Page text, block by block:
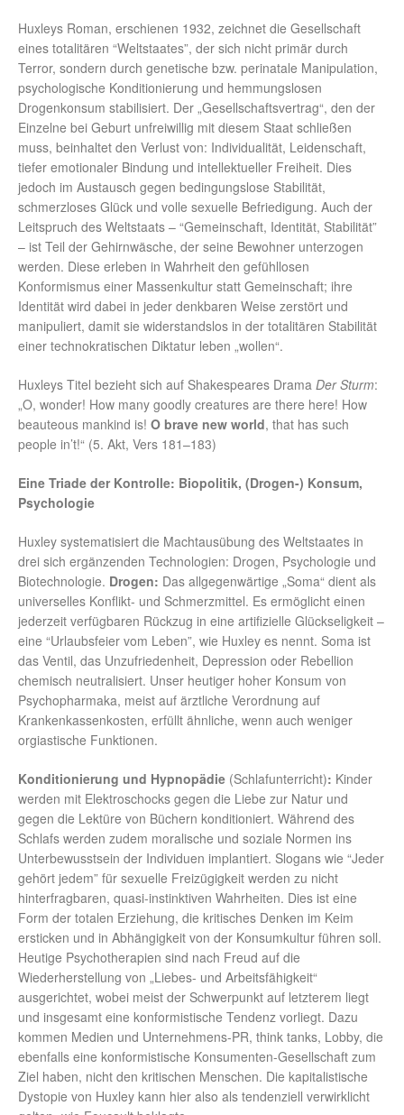
Huxleys Roman, erschienen 1932, zeichnet die Gesellschaft
eines totalitären “Weltstaates”, der sich nicht primär durch
Terror, sondern durch genetische bzw. perinatale Manipulation,
psychologische Konditionierung und hemmungslosen
Drogenkonsum stabilisiert. Der „Gesellschaftsvertrag“, den der
Einzelne bei Geburt unfreiwillig mit diesem Staat schließen
muss, beinhaltet den Verlust von: Individualität, Leidenschaft,
tiefer emotionaler Bindung und intellektueller Freiheit. Dies
jedoch im Austausch gegen bedingungslose Stabilität,
schmerzloses Glück und volle sexuelle Befriedigung. Auch der
Leitspruch des Weltstaats – “Gemeinschaft, Identität, Stabilität”
– ist Teil der Gehirnwäsche, der seine Bewohner unterzogen
werden. Diese erleben in Wahrheit den gefühllosen
Konformismus einer Massenkultur statt Gemeinschaft; ihre
Identität wird dabei in jeder denkbaren Weise zerstört und
manipuliert, damit sie widerstandslos in der totalitären Stabilität
einer technokratischen Diktatur leben „wollen“.
Huxleys Titel bezieht sich auf Shakespeares Drama Der Sturm:
„O, wonder! How many goodly creatures are there here! How
beauteous mankind is! O brave new world, that has such
people in’t!“ (5. Akt, Vers 181–183)
Eine Triade der Kontrolle: Biopolitik, (Drogen-) Konsum,
Psychologie
Huxley systematisiert die Machtausübung des Weltstaates in
drei sich ergänzenden Technologien: Drogen, Psychologie und
Biotechnologie. Drogen: Das allgegenwärtige „Soma“ dient als
universelles Konflikt- und Schmerzmittel. Es ermöglicht einen
jederzeit verfügbaren Rückzug in eine artifizielle Glückseligkeit –
eine “Urlaubsfeier vom Leben”, wie Huxley es nennt. Soma ist
das Ventil, das Unzufriedenheit, Depression oder Rebellion
chemisch neutralisiert. Unser heutiger hoher Konsum von
Psychopharmaka, meist auf ärztliche Verordnung auf
Krankenkassenkosten, erfüllt ähnliche, wenn auch weniger
orgiastische Funktionen.
Konditionierung und Hypnopädie (Schlafunterricht): Kinder
werden mit Elektroschocks gegen die Liebe zur Natur und
gegen die Lektüre von Büchern konditioniert. Während des
Schlafs werden zudem moralische und soziale Normen ins
Unterbewusstsein der Individuen implantiert. Slogans wie “Jeder
gehört jedem” für sexuelle Freizügigkeit werden zu nicht
hinterfragbaren, quasi-instinktiven Wahrheiten. Dies ist eine
Form der totalen Erziehung, die kritisches Denken im Keim
ersticken und in Abhängigkeit von der Konsumkultur führen soll.
Heutige Psychotherapien sind nach Freud auf die
Wiederherstellung von „Liebes- und Arbeitsfähigkeit“
ausgerichtet, wobei meist der Schwerpunkt auf letzterem liegt
und insgesamt eine konformistische Tendenz vorliegt. Dazu
kommen Medien und Unternehmens-PR, think tanks, Lobby, die
ebenfalls eine konformistische Konsumenten-Gesellschaft zum
Ziel haben, nicht den kritischen Menschen. Die kapitalistische
Dystopie von Huxley kann hier also als tendenziell verwirklicht